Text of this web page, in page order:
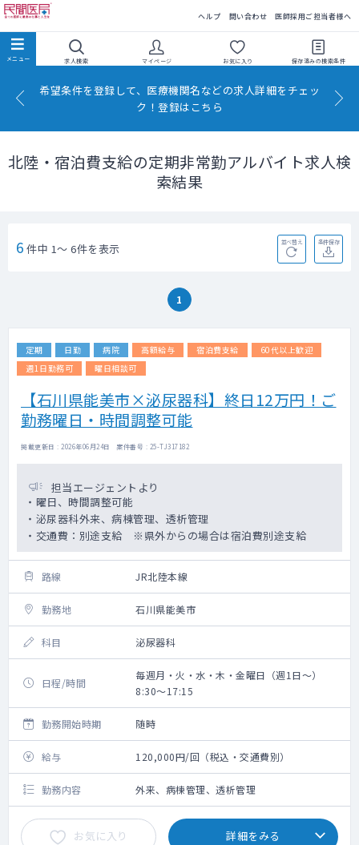
ヘルプ 問い合わせ 医師採用ご担当者様へ
求人検索 マイページ お気に入り 保存済みの検索条件
希望条件を登録して、医療機関名などの求人詳細をチェッ
ク！登録はこちら
北陸・宿泊費支給の定期非常勤アルバイト求人検
索結果
6 件中 1～ 6件を表示 並べ替え 条件保存
1
定期 日勤 病院 高額給与 宿泊費支給
60代以上歓迎
週1日勤務可
曜日相談可
【石川県能美市×泌尿器科】終日12万円！ご
勤務曜日・時間調整可能
掲載更新日 : 2026年06月24日 案件番号 : 25-TJ317182
担当エージェントより
・曜日、時間調整可能
・泌尿器科外来、病棟管理、透析管理
・交通費：別途支給 ※県外からの場合は宿泊費別途支給
路線 JR北陸本線
勤務地 石川県能美市
科目 泌尿器科
日程/時間
毎週月・火・水・木・金曜日（週1日～）
8:30～17:15
勤務開始時期 随時
給与 120,000円/回（税込・交通費別）
勤務内容 外来、病棟管理、透析管理
お気に入り 詳細をみる